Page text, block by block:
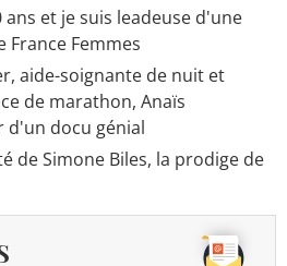
ans et je suis leadeuse d'une
France Femmes
aide-soignante de nuit et
de marathon, Anaïs
d'un docu génial
de Simone Biles, la prodige de